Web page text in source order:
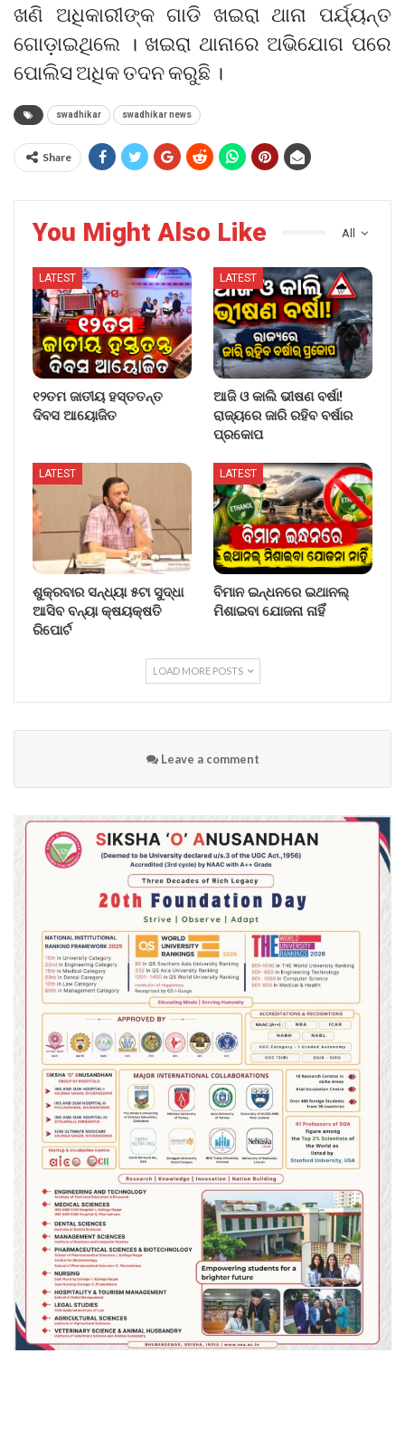
ଖଣି ଅଧିକାରୀଙ୍କ ଗାଡି ଖଇରା ଥାନା ପର୍ଯ୍ୟନ୍ତ
ଗୋଡ଼ାଇଥିଲେ । ଖଇରା ଥାନାରେ ଅଭିଯୋଗ ପରେ
ପୋଲିସ ଅଧିକ ତଦନ କରୁଛି ।
swadhikar swadhikar news
Share
All
You Might Also Like
LATEST
୧୨ତମ ଜାତୀୟ ହସ୍ତତନ୍ତ
ଦିବସ ଆୟୋଜିତ
LATEST
ଆଜି ଓ କାଲି ଭୀଷଣ ବର୍ଷା!
ରାଜ୍ୟରେ ଜାରି ରହିବ ବର୍ଷାର
ପ୍ରକୋପ
LATEST
ଶୁକ୍ରବାର ସନ୍ଧ୍ୟା ୫ଟା ସୁଦ୍ଧା
ଆସିବ ବନ୍ୟା କ୍ଷୟକ୍ଷତି
ରିପୋର୍ଟ
LATEST
ବିମାନ ଇନ୍ଧନରେ ଇଥାନଲ୍
ମିଶାଇବା ଯୋଜନା ନାହିଁ
LOAD MORE POSTS
Leave a comment